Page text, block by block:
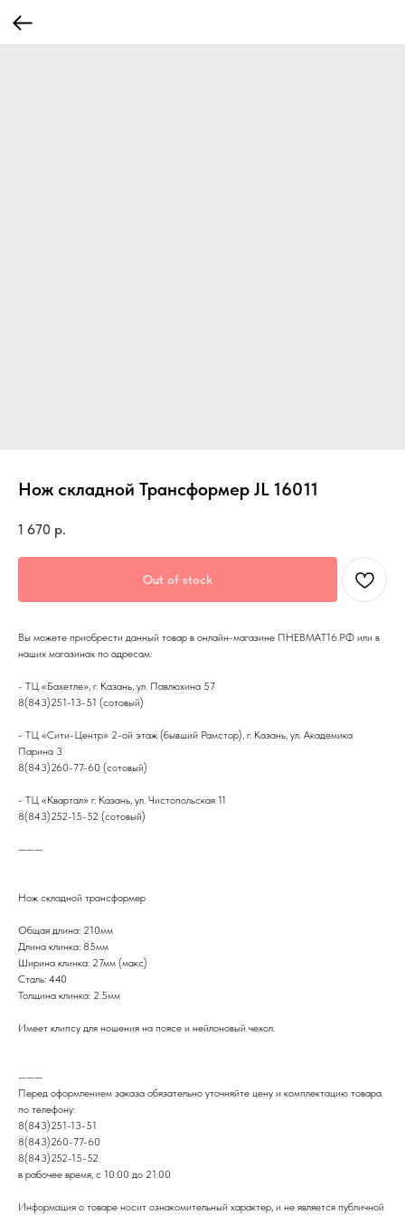
Нож складной Трансформер JL 16011
1 670 р.
Out of stock
Вы можете приобрести данный товар в онлайн-магазине ПНЕВМАТ16.РФ или в
наших магазинах по адресам:
- ТЦ «Бахетле», г. Казань, ул. Павлюхина 57
8(843)251-13-51 (сотовый)
- ТЦ «Сити-Центр» 2-ой этаж (бывший Рамстор), г. Казань, ул. Академика
Парина 3
8(843)260-77-60 (сотовый)
- ТЦ «Квартал» г. Казань, ул. Чистопольская 11
8(843)252-15-52 (сотовый)
———
Нож складной трансформер
Общая длина: 210мм
Длина клинка: 85мм
Ширина клинка: 27мм (макс)
Сталь: 440
Толщина клинка: 2.5мм
Имеет клипсу для ношения на поясе и нейлоновый чехол.
———
Перед оформлением заказа обязательно уточняйте цену и комплектацию товара
по телефону:
8(843)251-13-51
8(843)260-77-60
8(843)252-15-52
в рабочее время, с 10:00 до 21:00
Информация о товаре носит ознакомительный характер, и не является публичной